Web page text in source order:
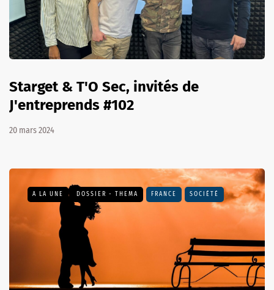
Starget & T'O Sec, invités de
J'entreprends #102
20 mars 2024
A LA UNE DOSSIER - THEMA FRANCE SOCIÉTÉ